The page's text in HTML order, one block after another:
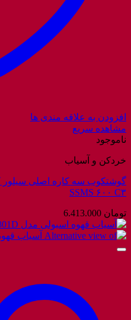
افزودن به علاقه مندی ها
مشاهده سریع
ناموجود
خردکن و آسیاب
SSMS ۶۰۰ C۳
تومان